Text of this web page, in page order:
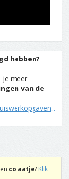
hebben?
je meer
van de
...
colaatje? Klik